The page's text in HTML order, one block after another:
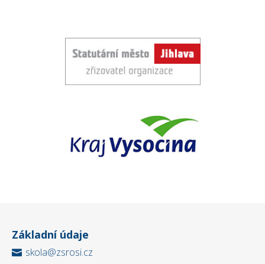
Základní údaje
 skola@zsrosi.cz